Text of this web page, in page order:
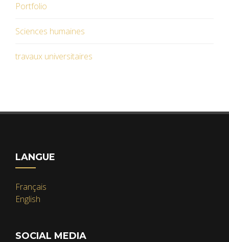
Portfolio
Sciences humaines
travaux universitaires
LANGUE
Français
English
SOCIAL MEDIA